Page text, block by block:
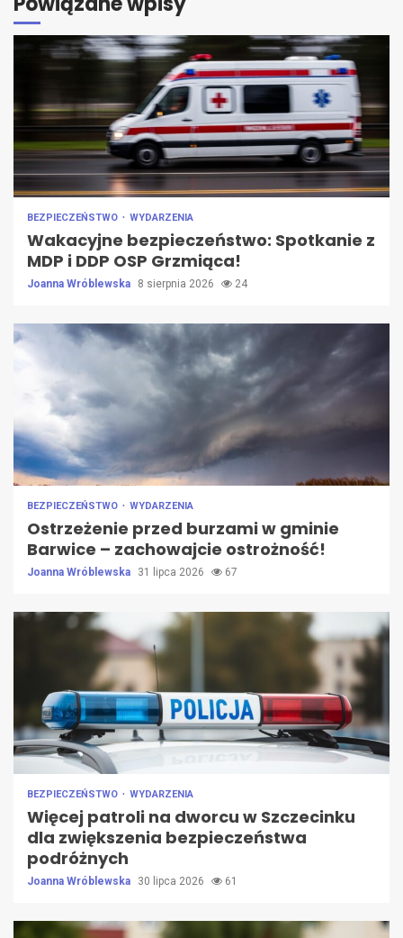
BEZPIECZEŃSTWO WYDARZENIA
Wakacyjne bezpieczeństwo: Spotkanie z
MDP i DDP OSP Grzmiąca!
Joanna Wróblewska 8 sierpnia 2026 24
BEZPIECZEŃSTWO WYDARZENIA
Ostrzeżenie przed burzami w gminie
Barwice – zachowajcie ostrożność!
Joanna Wróblewska 31 lipca 2026 67
BEZPIECZEŃSTWO WYDARZENIA
Więcej patroli na dworcu w Szczecinku
dla zwiększenia bezpieczeństwa
podróżnych
Joanna Wróblewska 30 lipca 2026 61